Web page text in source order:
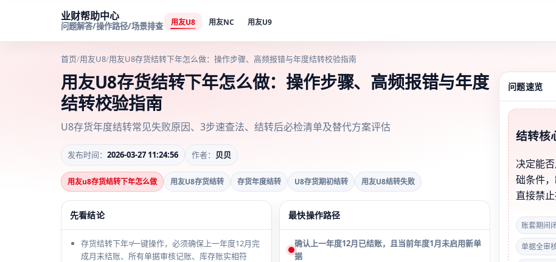
业财帮助中心
问题解答/操作路径/场景排查 用友U8 用友NC 用友U9
首页/用友U8/用友U8存货结转下年怎么做：操作步骤、高频报错与年度结转校验指南
用友U8存货结转下年怎么做：操作步骤、高频报错与年度
结转校验指南
U8存货年度结转常见失败原因、3步速查法、结转后必检清单及替代方案评估
发布时间： 2026-03-27 11:24:56 作者： 贝贝
用友u8存货结转下年怎么做 用友U8存货结转 存货年度结转 U8存货期初结转 用友U8结转失败
先看结论
存货结转下年≠一键操作，必须确保上一年度12月完
成月末结账、所有单据审核记账、库存账实相符
最快操作路径
确认上一年度12月已结账，且当前年度1月未启用新单
据
问题速览
结转核
决定能
础条件
直接禁
账套期间
单据全审